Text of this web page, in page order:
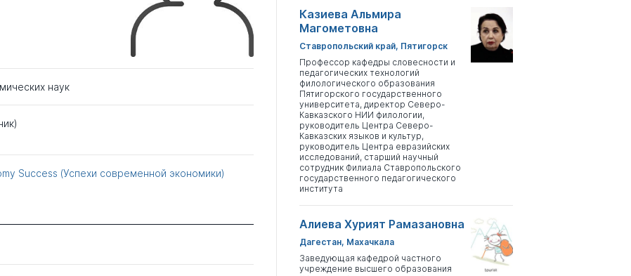
наук
Success (Успехи современной экономики)
Казиева Альмира
Магометовна
Ставропольский край, Пятигорск
Профессор кафедры словесности и
педагогических технологий
филологического образования
Пятигорского государственного
университета, директор Северо-
Кавказского НИИ филологии,
руководитель Центра Северо-
Кавказских языков и культур,
руководитель Центра евразийских
исследований, старший научный
сотрудник Филиала Ставропольского
государственного педагогического
института
Алиева Хурият Рамазановна
Дагестан, Махачкала
Заведующая кафедрой частного
учреждение высшего образования